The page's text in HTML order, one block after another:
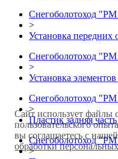
Снегоболотоход
>
Установка передних
Снегоболотоход
>
Установка
Снегоболотоход
>
Пластик задняя часть
Снегоболотоход
>
Сайт использует файлы
пользовательского
вы соглашаетесь с
обработки